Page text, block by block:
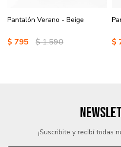
Pantalón Verano - Beige
$ 795 $1.590 $
¡Suscribite y recibí todas